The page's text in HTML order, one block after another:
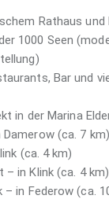
Rathaus und
1000 Seen
Bar und
in der Marina
(ca. 7 km)
(ca. 4 km)
in Klink (ca. 4 km)
in Federow (ca.